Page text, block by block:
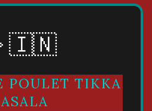
🇮🇳
POULET TIKKA